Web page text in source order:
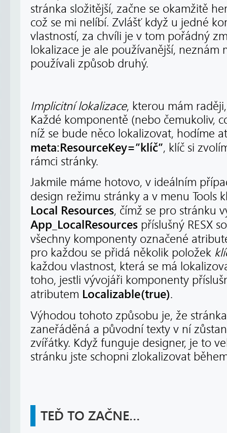
stránka složitější, začne se okamžitě
což se mi nelíbí. Zvlášť když u jedné
vlastností, za chvíli je v tom pořádný
lokalizace je ale používanější, neznám
používali způsob druhý.
Implicitní lokalizace, kterou mám
Každé komponentě (nebo čemukoliv,
níž se bude něco lokalizovat, hodíme
meta:ResourceKey=”klíč”, klíč si
rámci stránky.
Jakmile máme hotovo, v ideálním
design režimu stránky a v menu Tools
Local Resources, čímž se pro stránku
App_LocalResources příslušný RESX
všechny komponenty označené
pro každou se přidá několik položek
každou vlastnost, která se má
toho, jestli vývojáři komponenty
atributem Localizable(true).
Výhodou tohoto způsobu je, že
zaneřáděná a původní texty v ní
zvířátky. Když funguje designer, je to
stránku jste schopni zlokalizovat
TEĎ TO ZAČNE…